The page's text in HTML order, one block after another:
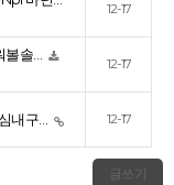
12-17
볼솔…
12-17
내구… 12-17
글쓰기